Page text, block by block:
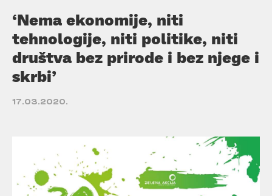
‘Nema ekonomije, niti
tehnologije, niti politike, niti
društva bez prirode i bez njege i
skrbi’
17.03.2020.